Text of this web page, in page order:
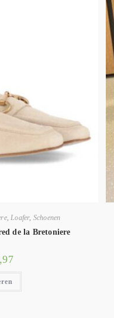
,Loafer, Schoenen
de la Bretoniere